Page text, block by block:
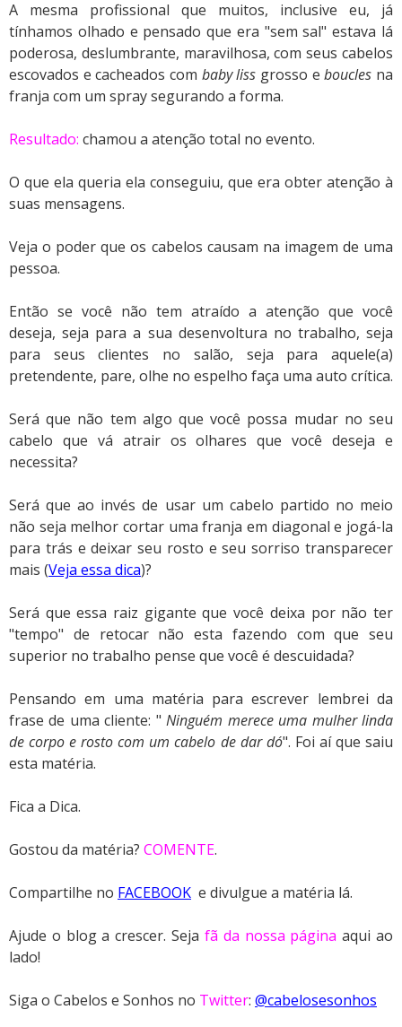
A mesma profissional que muitos, inclusive eu, já
tínhamos olhado e pensado que era "sem sal" estava lá
poderosa, deslumbrante, maravilhosa, com seus cabelos
escovados e cacheados com baby liss grosso eboucles na
franja com um spray segurando a forma.
Resultado: chamou a atenção total no evento.
O que ela queria ela conseguiu, que era obter atenção à
suas mensagens.
Veja o poder que os cabelos causam na imagem de uma
pessoa.
Então se você não tem atraído a atenção que você
deseja, seja para a sua desenvoltura no trabalho, seja
para seus clientes no salão, seja para aquele(a)
pretendente, pare, olhe no espelho faça uma auto crítica.
Será que não tem algo que você possa mudar no seu
cabelo que vá atrair os olhares que você deseja e
necessita?
Será que ao invés de usar um cabelo partido no meio
não seja melhor cortar uma franja em diagonal e jogá-la
para trás e deixar seu rosto e seu sorriso transparecer
mais (Veja essa dica)?
Será que essa raiz gigante que você deixa por não ter
"tempo" de retocar não esta fazendo com que seu
superior no trabalho pense que você é descuidada?
Pensando em uma matéria para escrever lembrei da
frase de uma cliente: "Ninguém merece uma mulher linda
de corpo e rosto com um cabelo de dar dó". Foi aí que saiu
esta matéria.
Fica a Dica.
Gostou da matéria? COMENTE.
Compartilhe no FACEBOOK e divulgue a matéria lá.
Ajude o blog a crescer. Seja fã da nossa página aqui ao
lado!
Siga o Cabelos e Sonhos no Twitter: @cabelosesonhos